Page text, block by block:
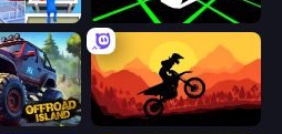
Dunk Slope Car
Sunset Bike Racing